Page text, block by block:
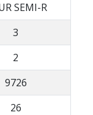
SEMI-R
3
2
9726
26